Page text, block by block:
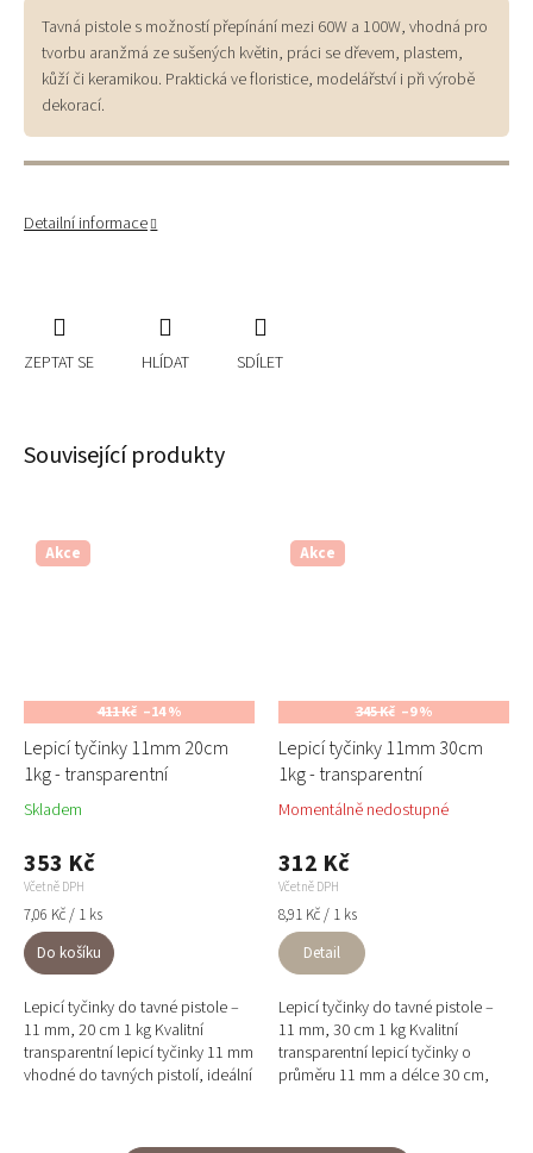
Tavná pistole s možností přepínání mezi 60W a 100W, vhodná pro
tvorbu aranžmá ze sušených květin, práci se dřevem, plastem,
kůží či keramikou. Praktická ve floristice, modelářství i při výrobě
dekorací.
Detailní informace
ZEPTAT SE HLÍDAT SDÍLET
Související produkty
Akce
411 Kč –14 %
Lepicí tyčinky 11mm 20cm
1kg - transparentní
Skladem
353 Kč
Včetně DPH
Měrná
cena:
7,06 Kč / 1 ks
Do košíku
Lepicí tyčinky do tavné pistole –
11 mm, 20 cm 1 kg Kvalitní
transparentní lepicí tyčinky 11 mm
vhodné do tavných pistolí, ideální
Akce
345 Kč –9 %
Lepicí tyčinky 11mm 30cm
1kg - transparentní
Momentálně nedostupné
312 Kč
Včetně DPH
Měrná
cena:
8,91 Kč / 1 ks
Detail
Lepicí tyčinky do tavné pistole –
11 mm, 30 cm 1 kg Kvalitní
transparentní lepicí tyčinky o
průměru 11 mm a délce 30 cm,